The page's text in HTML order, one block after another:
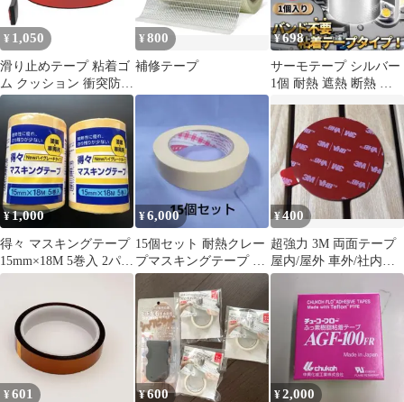
導性
¥ 1,050
滑り止めテープ 粘着ゴ
ム クッション 衝突防止
耐摩耗 長尺タイプ
¥800
補修テープ
¥698
サーモテープ シルバー
1個 耐熱 遮熱 断熱 熱
ン A
¥1,000
得々 マスキングテープ
15mm×18M 5巻入 2パッ
ク
¥6,000
15個セット 耐熱クレー
プマスキングテープ 幅
25mm
¥400
超強力 3M 両面テープ
屋内/屋外 車外/社内
VHB 5952 円形60mm
¥601 ¥600 ¥2,000